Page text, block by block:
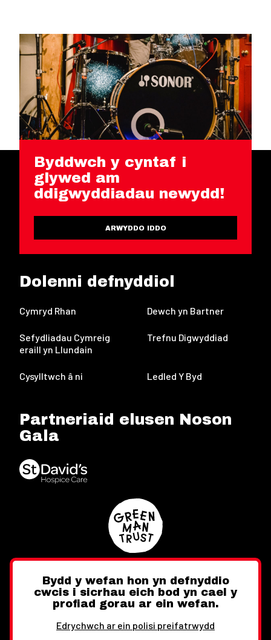
Byddwch y cyntaf i
glywed am
ddigwyddiadau newydd!
ARWYDDO IDDO
Dolenni defnyddiol
Cymryd Rhan Dewch yn Bartner
Sefydliadau Cymreig
eraill yn Llundain
Trefnu Digwyddiad
Cysylltwch â ni Ledled Y Byd
Partneriaid elusen Noson
Gala
Twitter FacebookInstagram
Bydd y wefan hon yn defnyddio
cwcis i sicrhau eich bod yn cael y
profiad gorau ar ein wefan.
Edrychwch ar ein polisi preifatrwydd